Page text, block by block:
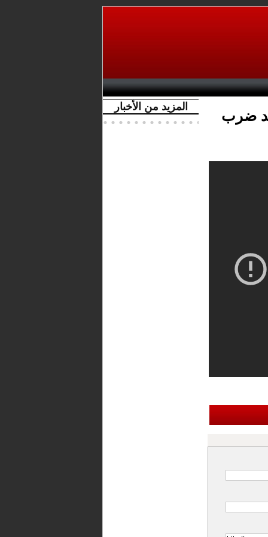
المزيد من الأخبار
ضرب